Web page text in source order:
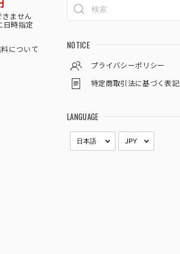
きません
日時指定
について NOTICE
プライバシーポリシー
特定商取引法に基づく表記
LANGUAGE